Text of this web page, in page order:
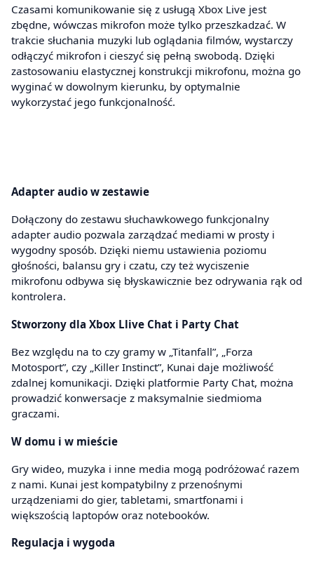
Czasami komunikowanie się z usługą Xbox Live jest
zbędne, wówczas mikrofon może tylko przeszkadzać. W
trakcie słuchania muzyki lub oglądania filmów, wystarczy
odłączyć mikrofon i cieszyć się pełną swobodą. Dzięki
zastosowaniu elastycznej konstrukcji mikrofonu, można go
wyginać w dowolnym kierunku, by optymalnie
wykorzystać jego funkcjonalność.
Adapter audio w zestawie
Dołączony do zestawu słuchawkowego funkcjonalny
adapter audio pozwala zarządzać mediami w prosty i
wygodny sposób. Dzięki niemu ustawienia poziomu
głośności, balansu gry i czatu, czy też wyciszenie
mikrofonu odbywa się błyskawicznie bez odrywania rąk od
kontrolera.
Stworzony dla Xbox Llive Chat i Party Chat
Bez względu na to czy gramy w „Titanfall”, „Forza
Motosport”, czy „Killer Instinct”, Kunai daje możliwość
zdalnej komunikacji. Dzięki platformie Party Chat, można
prowadzić konwersacje z maksymalnie siedmioma
graczami.
W domu i w mieście
Gry wideo, muzyka i inne media mogą podróżować razem
z nami. Kunai jest kompatybilny z przenośnymi
urządzeniami do gier, tabletami, smartfonami i
większością laptopów oraz notebooków.
Regulacja i wygoda